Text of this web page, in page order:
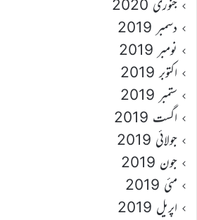
جنوری 2020
دسمبر 2019
نومبر 2019
اکتوبر 2019
ستمبر 2019
اگست 2019
جولائی 2019
جون 2019
مئی 2019
اپریل 2019